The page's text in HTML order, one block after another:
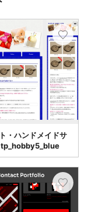
・ハンドメイドサ
tp_hobby5_blue